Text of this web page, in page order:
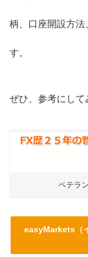
柄、口座開設方法
す。
ぜひ、参考にして
ベテラ
easyMarkets（